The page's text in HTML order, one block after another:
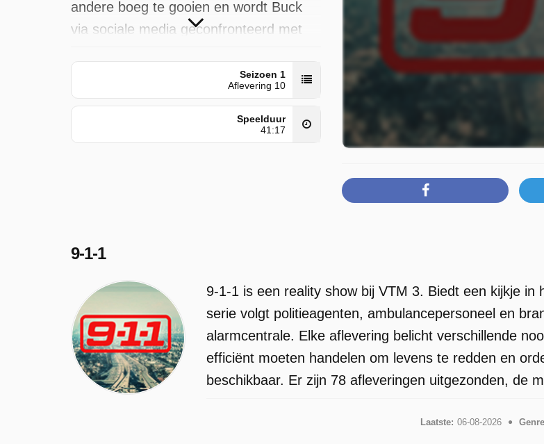
andere boeg te gooien en wordt Buck
via sociale media geconfronteerd met
9-1-1 is uitgezonden door VTM 3 op
maandag 4 mei 2026 om 00:00 uur.
Seizoen 1
Aflevering 10
Speelduur
41:17
9-1-1
9-1-1 is een reality show bij VTM 3. Biedt een kijkje
serie volgt politieagenten, ambulancepersoneel en
alarmcentrale. Elke aflevering belicht verschillende
efficiënt moeten handelen om levens te redden en
beschikbaar. Er zijn 78 afleveringen uitgezonden, de
Laatste: 06-08-2026